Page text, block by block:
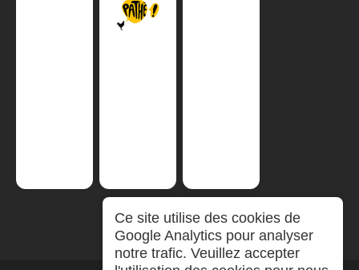
Ce site utilise des cookies de
Google Analytics pour analyser
notre trafic. Veuillez accepter